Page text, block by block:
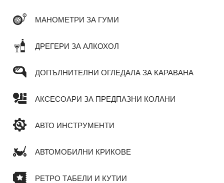
МАНОМЕТРИ ЗА ГУМИ
ДРЕГЕРИ ЗА АЛКОХОЛ
ДОПЪЛНИТЕЛНИ ОГЛЕДАЛА ЗА КАРАВАНА
АКСЕСОАРИ ЗА ПРЕДПАЗНИ КОЛАНИ
АВТО ИНСТРУМЕНТИ
АВТОМОБИЛНИ КРИКОВЕ
РЕТРО ТАБЕЛИ И КУТИИ